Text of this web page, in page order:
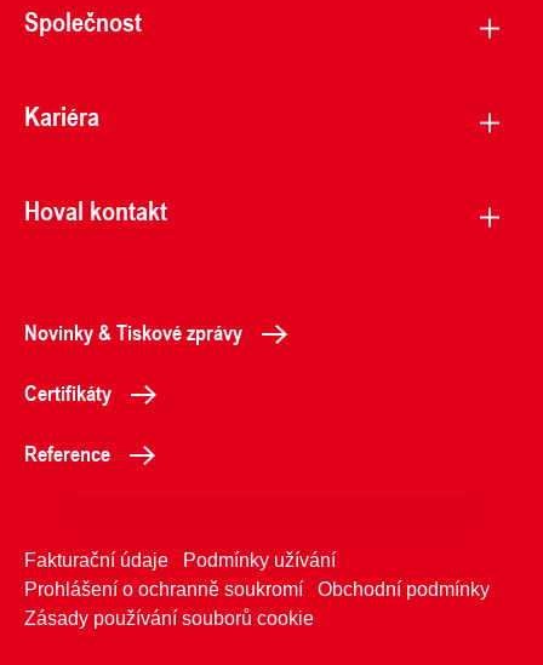
Společnost
Kariéra
Hoval kontakt
Novinky & Tiskové zprávy
Certifikáty
Reference
Fakturační údaje
Podmínky užívání
Prohlášení o ochranně soukromí
Obchodní podmínky
Zásady používání souborů cookie